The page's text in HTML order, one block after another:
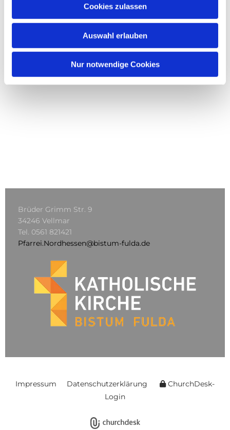
Cookies zulassen
Auswahl erlauben
Nur notwendige Cookies
Brüder Grimm Str. 9
34246 Vellmar
Tel. 0561 821421
Pfarrei.Nordhessen@bistum-fulda.de
Impressum Datenschutzerklärung
ChurchDesk-
Login